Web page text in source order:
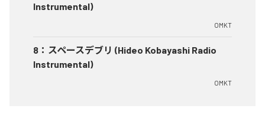
Instrumental)
OMKT
8 ： スペースデブリ (Hideo Kobayashi Radio
Instrumental)
OMKT